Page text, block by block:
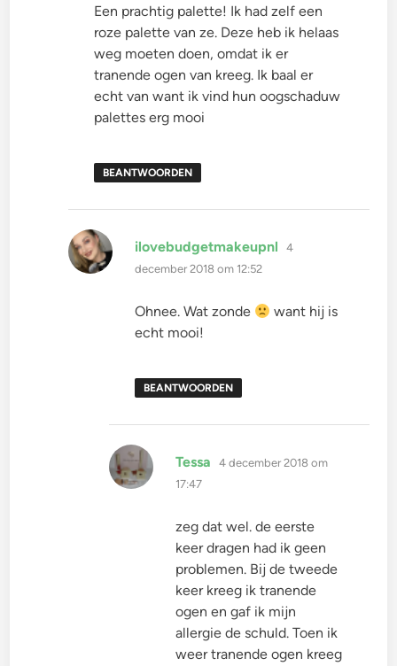
Een prachtig palette! Ik had zelf een
roze palette van ze. Deze heb ik helaas
weg moeten doen, omdat ik er
tranende ogen van kreeg. Ik baal er
echt van want ik vind hun oogschaduw
palettes erg mooi
BEANTWOORDEN
ilovebudgetmakeupnl schreef:
4
december 2018 om 12:52
Ohnee. Wat zonde
want hij is
echt mooi!
BEANTWOORDEN
Tessa schreef:
4 december 2018 om
17:47
zeg dat wel. de eerste
keer dragen had ik geen
problemen. Bij de tweede
keer kreeg ik tranende
ogen en gaf ik mijn
allergie de schuld. Toen ik
weer tranende ogen kreeg